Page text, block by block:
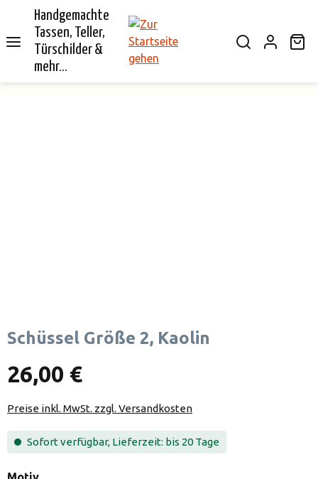
springen
Handgemachte
Tassen, Teller,
Türschilder &
mehr...
Schüssel Größe 2, Kaolin
26,00 €
Preise inkl. MwSt. zzgl. Versandkosten
Sofort verfügbar, Lieferzeit: bis 20 Tage
auswählen